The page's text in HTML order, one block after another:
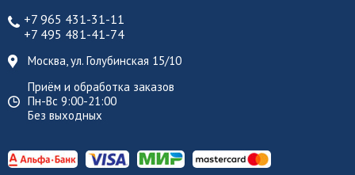
+7 965 431-31-11
+7 495 481-41-74
Москва, ул. Голубинская 15/10
Приём и обработка заказов
Пн-Вс 9:00-21:00
Без выходных